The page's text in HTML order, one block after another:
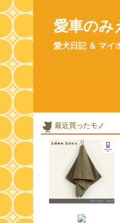
愛車のみ
愛犬日記 ＆ マイ
最近買ったモノ